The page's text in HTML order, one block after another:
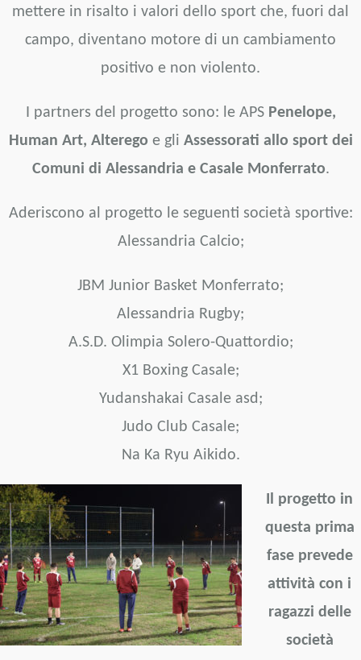
mettere in risalto i valori dello sport che, fuori dal
campo, diventano motore di un cambiamento
positivo e non violento.
I partners del progetto sono: le APSPenelope,
Human Art, Alterego e gli Assessorati allo sport dei
Comuni di Alessandria e Casale Monferrato.
Aderiscono al progetto le seguenti società sportive:
Alessandria Calcio;
JBM Junior Basket Monferrato;
Alessandria Rugby;
A.S.D. Olimpia Solero-Quattordio;
X1 Boxing Casale;
Yudanshakai Casale asd;
Judo Club Casale;
Na Ka Ryu Aikido.
Il progetto in
questa prima
fase prevede
attività con i
ragazzi delle
società